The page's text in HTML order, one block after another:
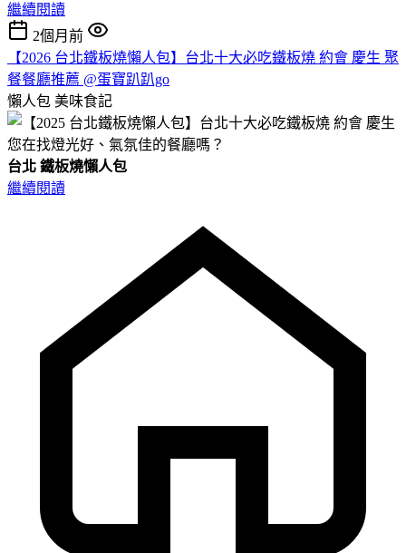
繼續閱讀
2個月前
【2026 台北鐵板燒懶人包】台北十大必吃鐵板燒 約會 慶生 聚
餐餐廳推薦 @蛋寶趴趴go
懶人包 美味食記
您在找燈光好、氣氛佳的餐廳嗎？
台北 鐵板燒懶人包
繼續閱讀